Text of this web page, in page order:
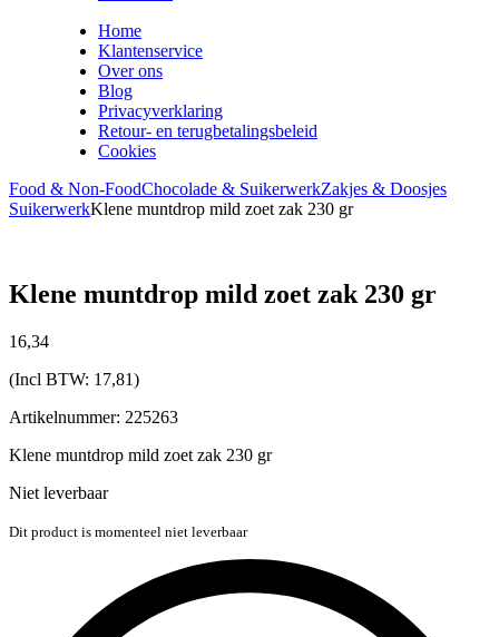
Home
Klantenservice
Over ons
Blog
Privacyverklaring
Retour- en terugbetalingsbeleid
Cookies
Food & Non-FoodChocolade & SuikerwerkZakjes & Doosjes
SuikerwerkKlene muntdrop mild zoet zak 230 gr
Klene muntdrop mild zoet zak 230 gr
16,34
(Incl BTW: 17,81)
Artikelnummer: 225263
Klene muntdrop mild zoet zak 230 gr
Niet leverbaar
Dit product is momenteel niet leverbaar